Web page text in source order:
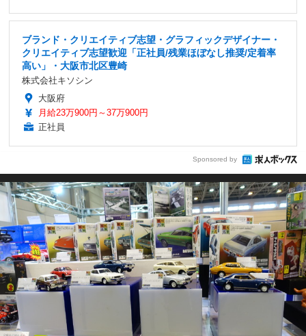
ブランド・クリエイティブ志望・グラフィックデザイナー・
クリエイティブ志望歓迎「正社員/残業ほぼなし推奨/定着率
高い」・大阪市北区豊崎
株式会社キソシン
大阪府
月給23万900円～37万900円
正社員
Sponsored by